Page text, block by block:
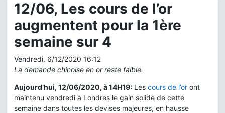
12/06, Les cours de l’or
augmentent pour la 1ère
semaine sur 4
Vendredi, 6/12/2020 16:12
La demande chinoise en or reste faible.
Aujourd’hui, 12/06/2020, à 14H19: Les cours de l’or ont
maintenu vendredi à Londres le gain solide de cette
semaine dans toutes les devises majeures, en hausse